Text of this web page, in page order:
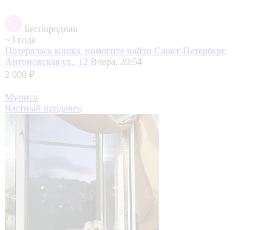
Беспородная
~3 года
Потерялась кошка, помогите найти Санкт-Петербург,
Антоновская ул., 12 Вчера, 20:54
2 000 ₽
Муниса
Частный продавец